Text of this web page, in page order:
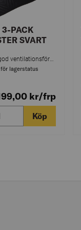
3-PACK
SVART
lagerstatus
kr/frp
Köp